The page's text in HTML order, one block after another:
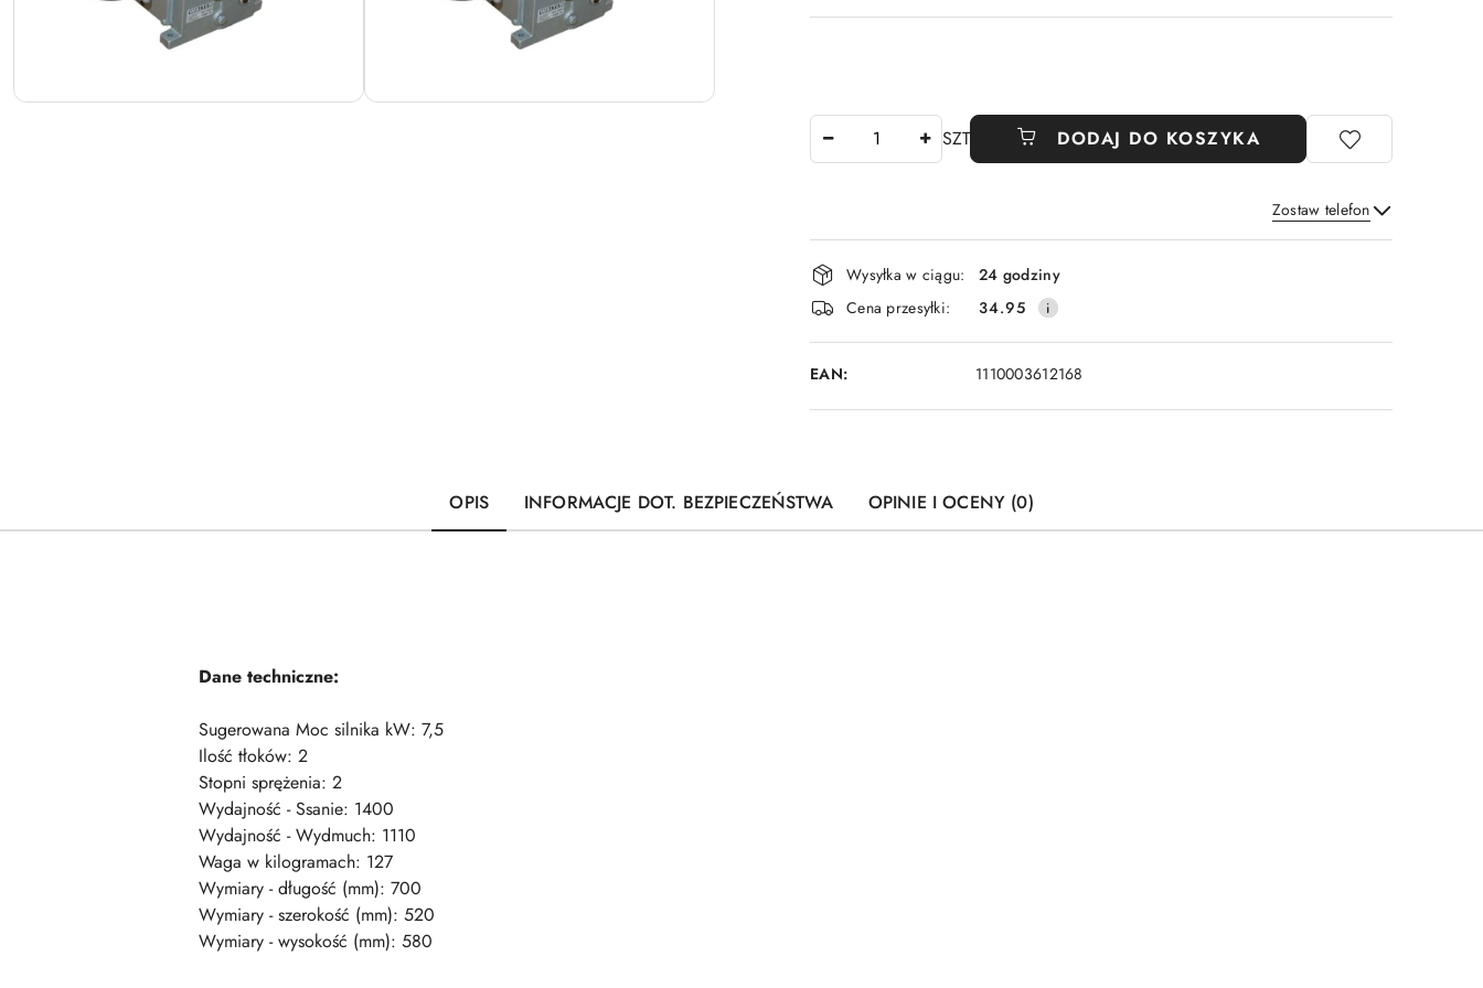
SZT DODAJ DO KOSZYKA
Zostaw telefon
Wyślij
Dostępność
i
dostawa
Wysyłka w ciągu:
24 godziny
Cena przesyłki:
34.95
EAN: 1110003612168
OPIS INFORMACJE DOT. BEZPIECZEŃSTWA OPINIE I OCENY (0)
Dane techniczne:
Sugerowana Moc silnika kW: 7,5
Ilość tłoków: 2
Stopni sprężenia: 2
Wydajność - Ssanie: 1400
Wydajność - Wydmuch: 1110
Waga w kilogramach: 127
Wymiary - długość (mm): 700
Wymiary - szerokość (mm): 520
Wymiary - wysokość (mm): 580